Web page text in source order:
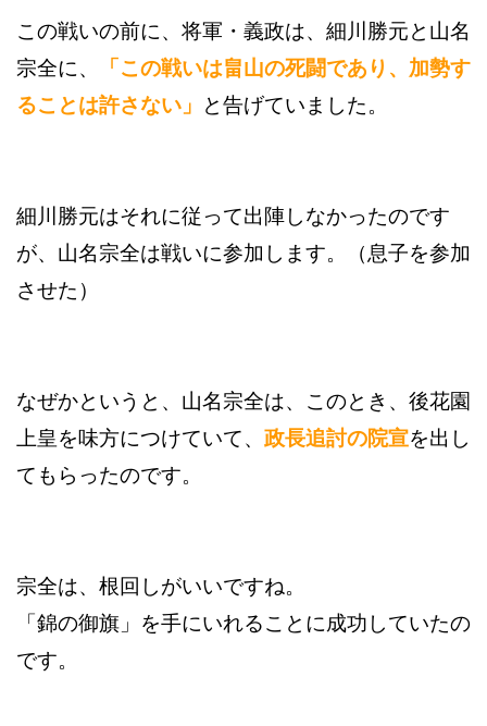
この戦いの前に、将軍・義政は、細川勝元と山名
宗全に、
「この戦いは畠山の死闘であり、加勢す
ることは許さない」
と告げていました。
細川勝元はそれに従って出陣しなかったのです
が、山名宗全は戦いに参加します。（息子を参加
させた）
なぜかというと、山名宗全は、このとき、後花園
上皇を味方につけていて、 政長追討の院宣を出し
てもらったのです。
宗全は、根回しがいいですね。
「錦の御旗」を手にいれることに成功していたの
です。